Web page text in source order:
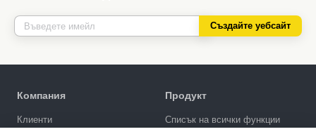
Създайте уебсайт
Компания
Клиенти
Продукт
Списък на всички функции